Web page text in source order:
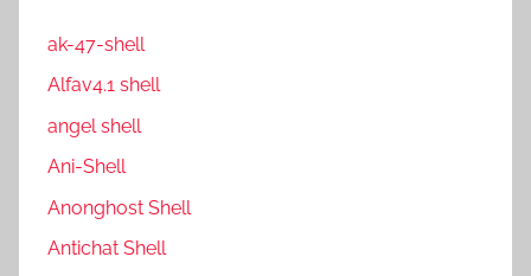
ak-47-shell
Alfav4.1 shell
angel shell
Ani-Shell
Anonghost Shell
Antichat Shell